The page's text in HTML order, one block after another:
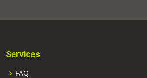
Services
FAQ